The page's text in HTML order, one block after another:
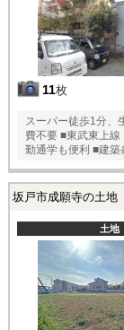
11枚
スーパー徒歩1分、
費不要 ■東武東上
勤通学も便利 ■建築
坂戸市成願寺の土地
土地